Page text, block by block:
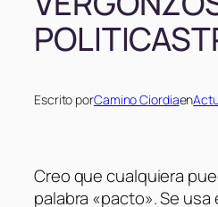
Escrito porCamino Ciordiaen
Creo que cualquiera
palabra «pacto». Se usa